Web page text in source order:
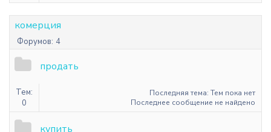
комерция
Форумов: 4
продать
Тем:
0
Последняя тема: Тем пока нет
Последнее сообщение не найдено
купить